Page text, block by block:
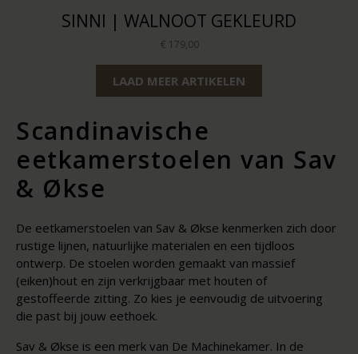
SINNI | WALNOOT GEKLEURD
€ 179,00
LAAD MEER ARTIKELEN
Scandinavische
eetkamerstoelen van Sav
& Økse
De eetkamerstoelen van Sav & Økse kenmerken zich door
rustige lijnen, natuurlijke materialen en een tijdloos
ontwerp. De stoelen worden gemaakt van massief
(eiken)hout en zijn verkrijgbaar met houten of
gestoffeerde zitting. Zo kies je eenvoudig de uitvoering
die past bij jouw eethoek.
Sav & Økse is een merk van De Machinekamer. In de